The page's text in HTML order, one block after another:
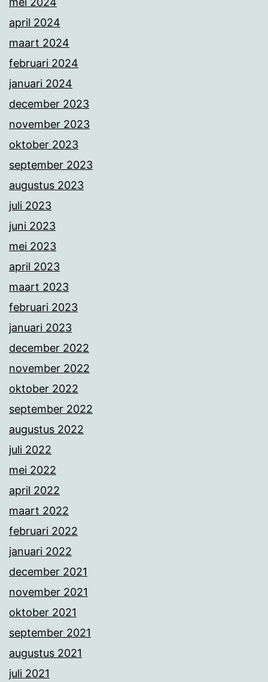
april 2024
maart 2024
februari 2024
januari 2024
december 2023
november 2023
oktober 2023
september 2023
augustus 2023
juli 2023
juni 2023
mei 2023
april 2023
maart 2023
februari 2023
januari 2023
december 2022
november 2022
oktober 2022
september 2022
augustus 2022
juli 2022
mei 2022
april 2022
maart 2022
februari 2022
januari 2022
december 2021
november 2021
oktober 2021
september 2021
augustus 2021
juli 2021